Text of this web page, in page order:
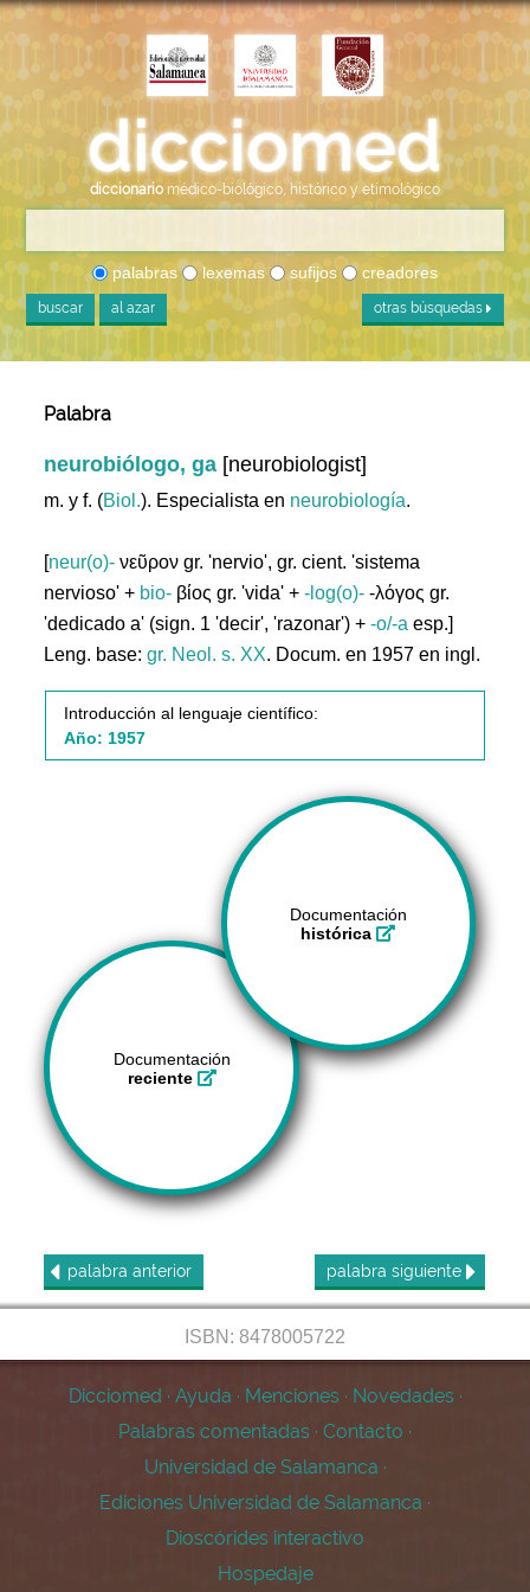
diccionario médico-biológico, histórico y etimológico
palabras lexemas sufijos creadores
buscar al azar otras búsquedas
Palabra
neurobiólogo, ga [neurobiologist]
m. y f. (Biol.). Especialista en neurobiología.
[neur(o)- νεῦρον gr. 'nervio', gr. cient. 'sistema
nervioso' + bio- βίος gr. 'vida' +-log(o)- -λόγος gr.
'dedicado a' (sign. 1 'decir', 'razonar') +-o/-a esp.]
Leng. base:gr. Neol. s. XX. Docum. en 1957 en ingl.
Introducción al lenguaje científico:
Año: 1957
Documentación
histórica
Documentación
reciente
palabra anterior palabra siguiente
ISBN: 8478005722
Dicciomed · Ayuda · Menciones · Novedades ·
Palabras comentadas · Contacto ·
Universidad de Salamanca ·
Ediciones Universidad de Salamanca ·
Dioscórides interactivo
Hospedaje